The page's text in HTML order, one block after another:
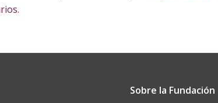
Sobre la Fundación